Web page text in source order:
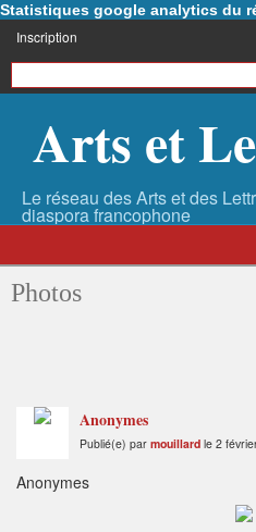
Statistiques google analytics du
Inscription
Arts et
Photos
Anonymes
Publié(e) par mouillard le 2
Anonymes